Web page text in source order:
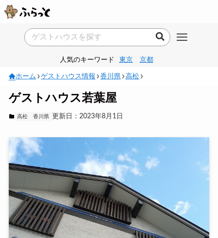
人気のキーワード 東京 京都
ホーム ゲストハウス情報 香川県 高松
ゲストハウス若葉屋
高松 香川県 更新日：2023年8月1日